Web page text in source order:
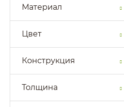
Материал
Цвет
Конструкция
Толщина